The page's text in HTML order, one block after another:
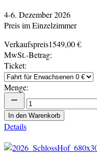
4-6. Dezember 2026
Preis im Einzelzimmer
Verkaufspreis1549,00 €
MwSt.-Betrag:
Ticket:
Menge:
In den Warenkorb
Details